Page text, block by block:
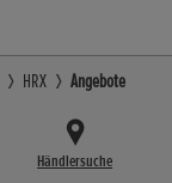
HRX Angebote
Händlersuche